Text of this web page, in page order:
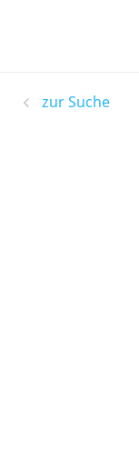
zur Suche